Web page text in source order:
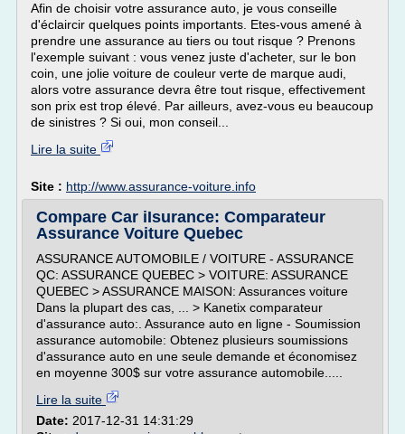
Afin de choisir votre assurance auto, je vous conseille
d'éclaircir quelques points importants. Etes-vous amené à
prendre une assurance au tiers ou tout risque ? Prenons
l'exemple suivant : vous venez juste d'acheter, sur le bon
coin, une jolie voiture de couleur verte de marque audi,
alors votre assurance devra être tout risque, effectivement
son prix est trop élevé. Par ailleurs, avez-vous eu beaucoup
de sinistres ? Si oui, mon conseil...
Lire la suite
Site : http://www.assurance-voiture.info
Compare Car iIsurance: Comparateur
Assurance Voiture Quebec
ASSURANCE AUTOMOBILE / VOITURE - ASSURANCE
QC: ASSURANCE QUEBEC > VOITURE: ASSURANCE
QUEBEC > ASSURANCE MAISON: Assurances voiture
Dans la plupart des cas, ... > Kanetix comparateur
d'assurance auto:. Assurance auto en ligne - Soumission
assurance automobile: Obtenez plusieurs soumissions
d'assurance auto en une seule demande et économisez
en moyenne 300$ sur votre assurance automobile.....
Lire la suite
Date: 2017-12-31 14:31:29